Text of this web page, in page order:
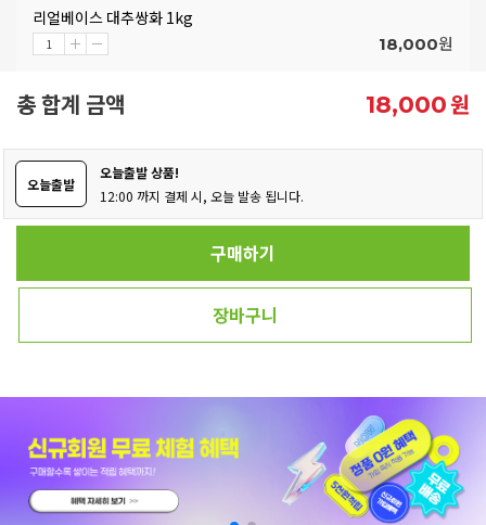
리얼베이스 대추쌍화 1kg
18,000원
총 합계 금액 18,000원
오늘출발
오늘출발 상품!
12:00 까지 결제 시, 오늘 발송 됩니다.
구매하기
장바구니